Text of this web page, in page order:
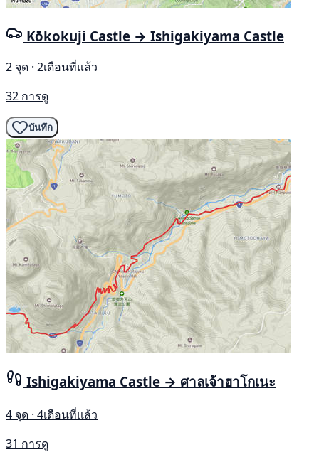
Kōkokuji Castle → Ishigakiyama Castle
2 จุด · 2เดือนที่แล้ว
32 การดู
บันทึก
Ishigakiyama Castle → ศาลเจ้าฮาโกเนะ
4 จุด · 4เดือนที่แล้ว
31 การดู